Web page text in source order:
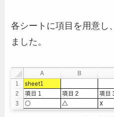
各シートに項目を用意し
ました。